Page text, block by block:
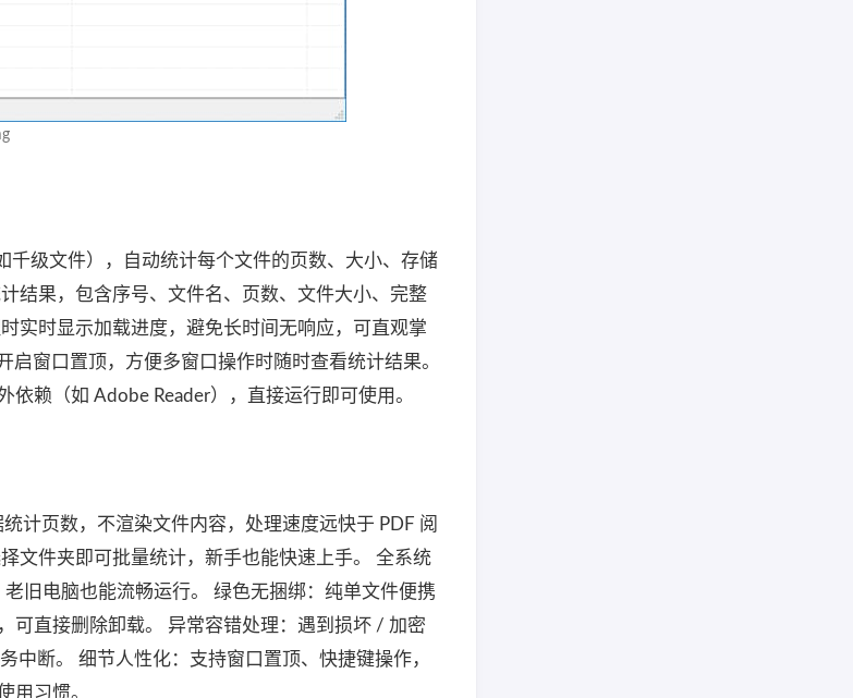
千级文件），自动统计每个文件的页数、大小、存储
结果，包含序号、文件名、页数、文件大小、完整
实时显示加载进度，避免长时间无响应，可直观掌
窗口置顶，方便多窗口操作时随时查看统计结果。
赖（如 Adobe Reader），直接运行即可使用。
计页数，不渲染文件内容，处理速度远快于 PDF 阅
文件夹即可批量统计，新手也能快速上手。 全系统
旧电脑也能流畅运行。 绿色无捆绑：纯单文件便携
可直接删除卸载。 异常容错处理：遇到损坏 / 加密
中断。 细节人性化：支持窗口置顶、快捷键操作，
用习惯。